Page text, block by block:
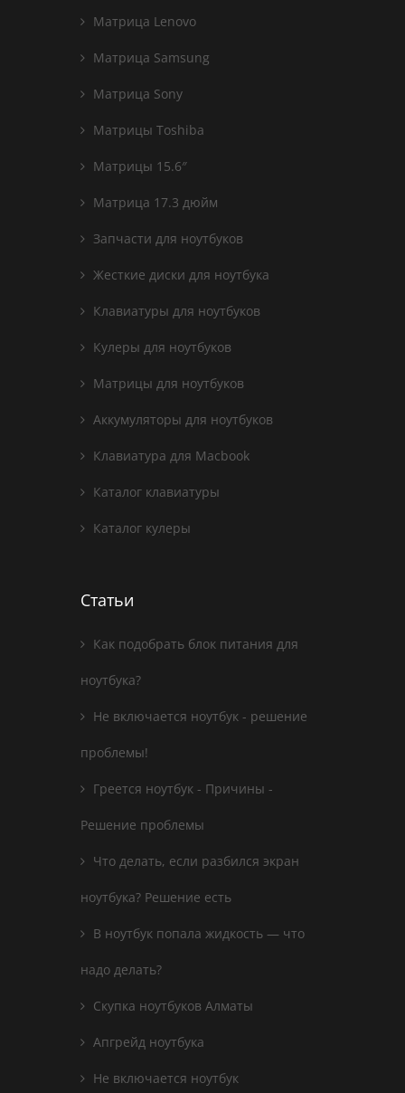
Матрица Lenovo
Матрица Samsung
Матрица Sony
Матрицы Toshiba
Матрицы 15.6″
Матрица 17.3 дюйм
Запчасти для ноутбуков
Жесткие диски для ноутбука
Клавиатуры для ноутбуков
Кулеры для ноутбуков
Матрицы для ноутбуков
Аккумуляторы для ноутбуков
Клавиатура для Macbook
Каталог клавиатуры
Каталог кулеры
Статьи
Как подобрать блок питания для
ноутбука?
Не включается ноутбук - решение
проблемы!
Греется ноутбук - Причины -
Решение проблемы
Что делать, если разбился экран
ноутбука? Решение есть
В ноутбук попала жидкость — что
надо делать?
Скупка ноутбуков Алматы
Апгрейд ноутбука
Не включается ноутбук